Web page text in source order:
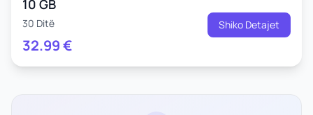
10 GB
30 Ditë
32.99€
Shiko Detajet